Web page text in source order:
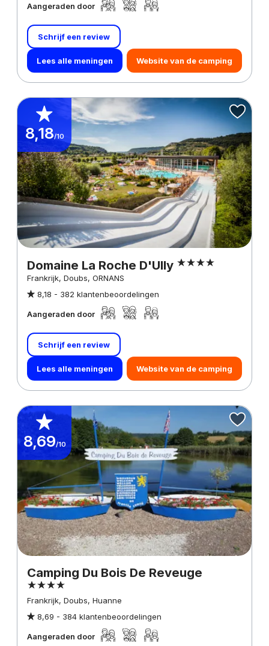
Aangeraden door
Schrijf een review
Lees alle meningen Website van de camping
8,18/10
Domaine La Roche D'Ully
Frankrijk, Doubs, ORNANS
8,18 - 382 klantenbeoordelingen
Aangeraden door
Schrijf een review
Lees alle meningen Website van de camping
8,69/10
Camping Du Bois De Reveuge
Frankrijk, Doubs, Huanne
8,69 - 384 klantenbeoordelingen
Aangeraden door